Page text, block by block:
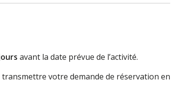
avant la date prévue de l’activité.
votre demande de réservation en